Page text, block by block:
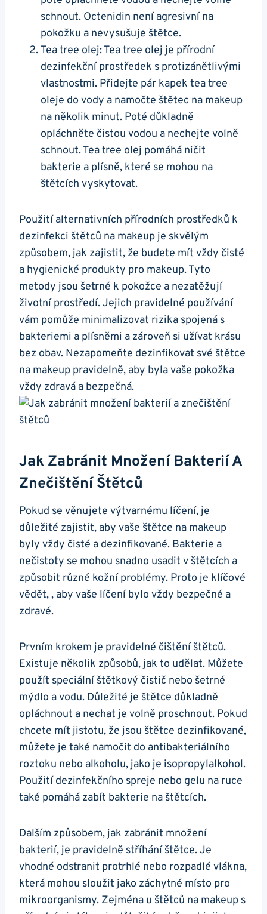
schnout. Octenidin není agresivní na
pokožku a nevysušuje štětce.
Tea tree olej: Tea tree olej je přírodní
dezinfekční prostředek s protizánětlivými
vlastnostmi. Přidejte pár kapek tea tree
oleje do vody a namočte štětec na makeup
na několik minut. Poté důkladně
opláchněte čistou vodou a nechejte volně
schnout. Tea tree olej pomáhá ničit
bakterie a plísně, které se mohou na
štětcích vyskytovat.
Použití alternativních přírodních prostředků k
dezinfekci štětců na makeup je skvělým
způsobem, jak zajistit, že budete mít vždy čisté
a hygienické produkty pro makeup. Tyto
metody jsou šetrné k pokožce a nezatěžují
životní prostředí. Jejich pravidelné používání
vám pomůže minimalizovat rizika spojená s
bakteriemi a plísněmi a zároveň si užívat krásu
bez obav. Nezapomeňte dezinfikovat své štětce
na makeup pravidelně, aby byla vaše pokožka
vždy zdravá a bezpečná.
Jak Zabránit Množení Bakterií A
Znečištění Štětců
Pokud se věnujete výtvarnému líčení, je
důležité zajistit, aby vaše štětce na makeup
byly vždy čisté a dezinfikované. Bakterie a
nečistoty se mohou snadno usadit v štětcích a
způsobit různé kožní problémy. Proto je klíčové
vědět, , aby vaše líčení bylo vždy bezpečné a
zdravé.
Prvním krokem je pravidelné čištění štětců.
Existuje několik způsobů, jak to udělat. Můžete
použít speciální štětkový čistič nebo šetrné
mýdlo a vodu. Důležité je štětce důkladně
opláchnout a nechat je volně proschnout. Pokud
chcete mít jistotu, že jsou štětce dezinfikované,
můžete je také namočit do antibakteriálního
roztoku nebo alkoholu, jako je isopropylalkohol.
Použití dezinfekčního spreje nebo gelu na ruce
také pomáhá zabít bakterie na štětcích.
Dalším způsobem, jak zabránit množení
bakterií, je pravidelně stříhání štětce. Je
vhodné odstranit protrhlé nebo rozpadlé vlákna,
která mohou sloužit jako záchytné místo pro
mikroorganismy. Zejména u štětců na makeup s